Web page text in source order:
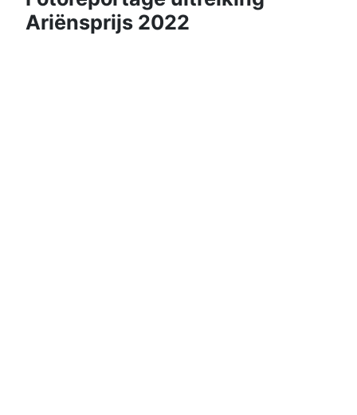
Ariënsprijs 2022